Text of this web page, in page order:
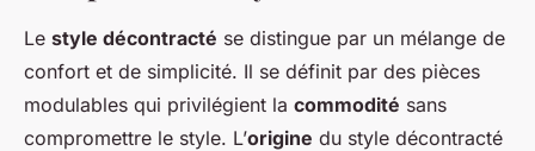
Décontracté pour Femmes :
Tout Ce Que Vous Devez
Savoir
Le style décontracté se distingue par un mélange de
confort et de simplicité. Il se définit par des pièces
modulables qui privilégient la commodité sans
compromettre le style. L’origine du style décontracté